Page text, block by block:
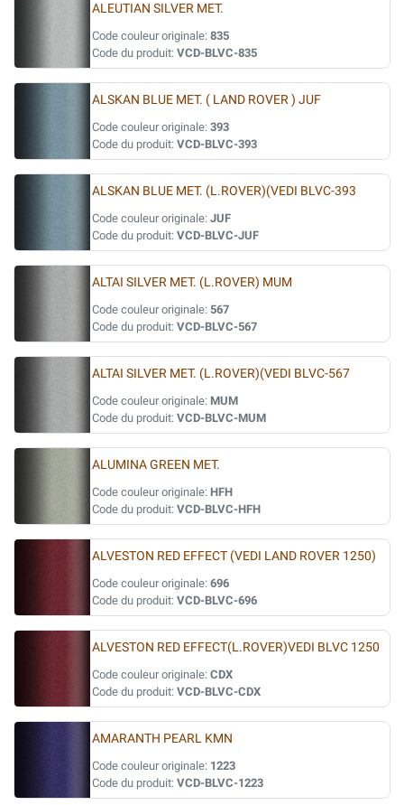
ALEUTIAN SILVER MET.
Code couleur originale: 835
Code du produit: VCD-BLVC-835
ALSKAN BLUE MET. ( LAND ROVER ) JUF
Code couleur originale: 393
Code du produit: VCD-BLVC-393
ALSKAN BLUE MET. (L.ROVER)(VEDI BLVC-393
Code couleur originale: JUF
Code du produit: VCD-BLVC-JUF
ALTAI SILVER MET. (L.ROVER) MUM
Code couleur originale: 567
Code du produit: VCD-BLVC-567
ALTAI SILVER MET. (L.ROVER)(VEDI BLVC-567
Code couleur originale: MUM
Code du produit: VCD-BLVC-MUM
ALUMINA GREEN MET.
Code couleur originale: HFH
Code du produit: VCD-BLVC-HFH
ALVESTON RED EFFECT (VEDI LAND ROVER 1250)
Code couleur originale: 696
Code du produit: VCD-BLVC-696
ALVESTON RED EFFECT(L.ROVER)VEDI BLVC 1250
Code couleur originale: CDX
Code du produit: VCD-BLVC-CDX
AMARANTH PEARL KMN
Code couleur originale: 1223
Code du produit: VCD-BLVC-1223